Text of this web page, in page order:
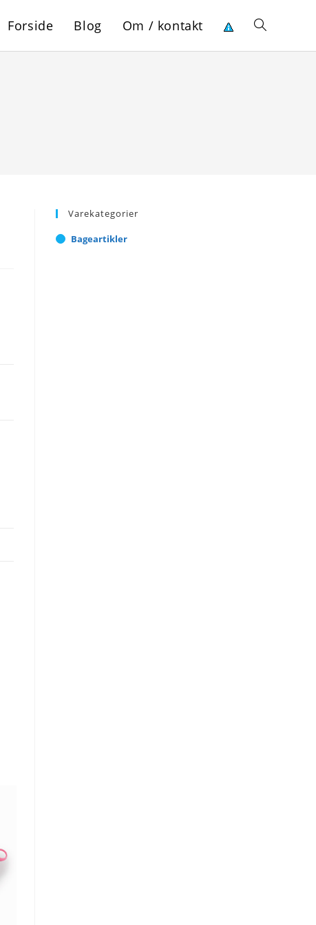
Forside Blog Om / kontakt Toggle
Varekategorier
Bageartikler